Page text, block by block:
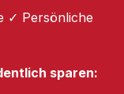
✓ Persönliche
sparen: